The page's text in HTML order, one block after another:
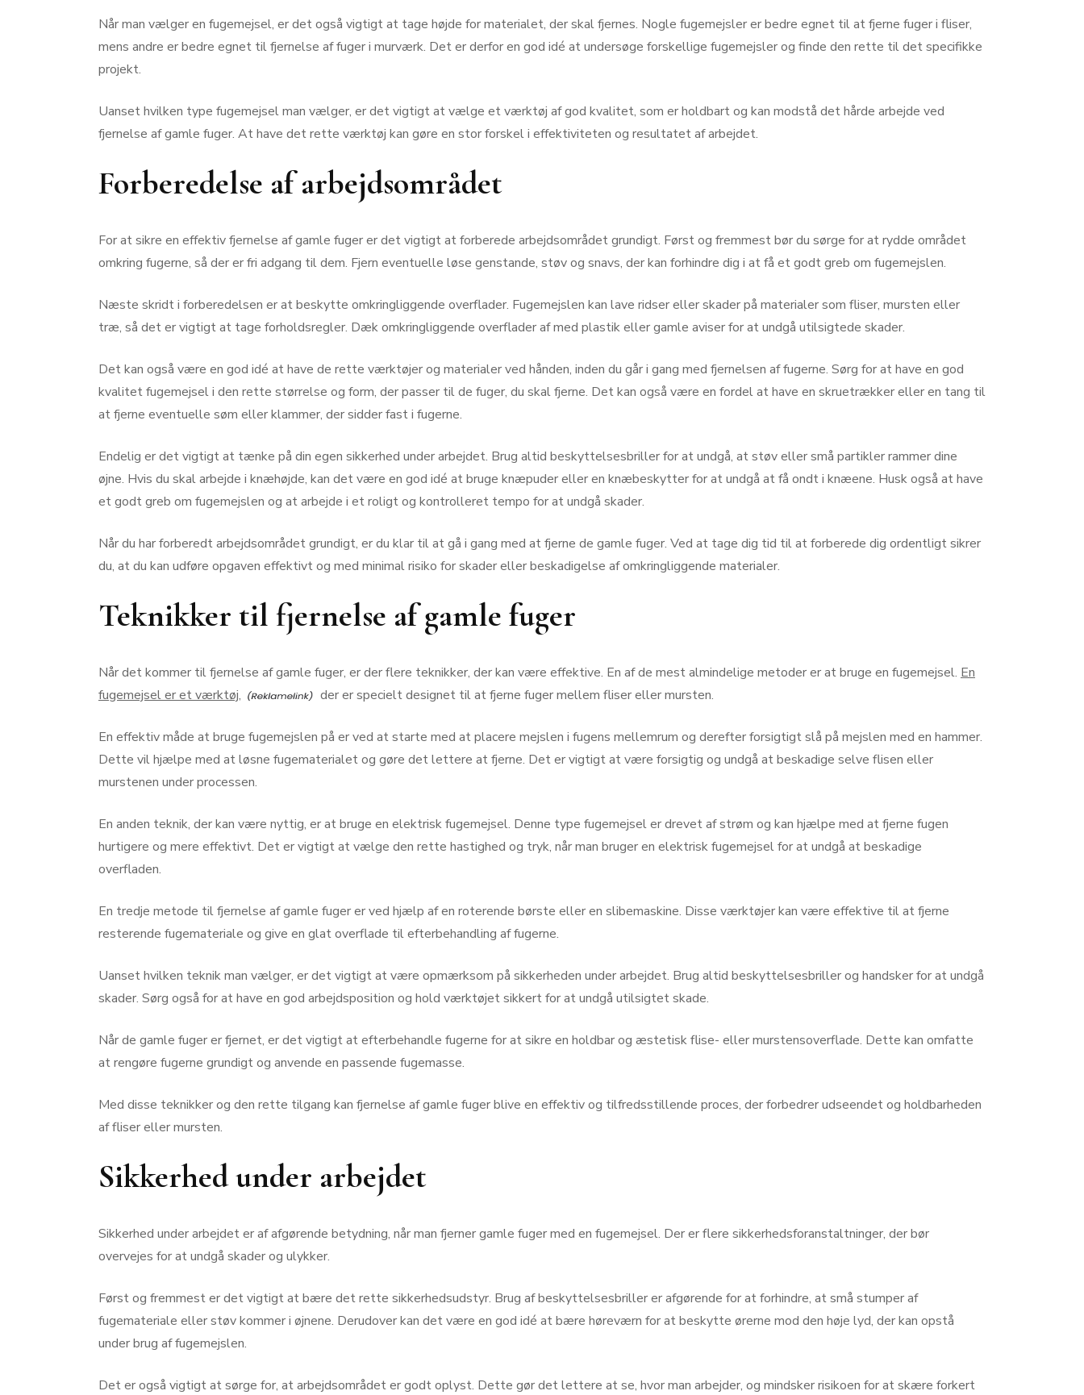
Når man vælger en fugemejsel, er det også vigtigt at tage højde for materialet, der skal fjernes. Nogle fugemejsler er bedre egnet til at fjerne fuger i fliser,
mens andre er bedre egnet til fjernelse af fuger i murværk. Det er derfor en god idé at undersøge forskellige fugemejsler og finde den rette til det specifikke
projekt.
Uanset hvilken type fugemejsel man vælger, er det vigtigt at vælge et værktøj af god kvalitet, som er holdbart og kan modstå det hårde arbejde ved
fjernelse af gamle fuger. At have det rette værktøj kan gøre en stor forskel i effektiviteten og resultatet af arbejdet.
Forberedelse af arbejdsområdet
For at sikre en effektiv fjernelse af gamle fuger er det vigtigt at forberede arbejdsområdet grundigt. Først og fremmest bør du sørge for at rydde området
omkring fugerne, så der er fri adgang til dem. Fjern eventuelle løse genstande, støv og snavs, der kan forhindre dig i at få et godt greb om fugemejslen.
Næste skridt i forberedelsen er at beskytte omkringliggende overflader. Fugemejslen kan lave ridser eller skader på materialer som fliser, mursten eller
træ, så det er vigtigt at tage forholdsregler. Dæk omkringliggende overflader af med plastik eller gamle aviser for at undgå utilsigtede skader.
Det kan også være en god idé at have de rette værktøjer og materialer ved hånden, inden du går i gang med fjernelsen af fugerne. Sørg for at have en god
kvalitet fugemejsel i den rette størrelse og form, der passer til de fuger, du skal fjerne. Det kan også være en fordel at have en skruetrækker eller en tang til
at fjerne eventuelle søm eller klammer, der sidder fast i fugerne.
Endelig er det vigtigt at tænke på din egen sikkerhed under arbejdet. Brug altid beskyttelsesbriller for at undgå, at støv eller små partikler rammer dine
øjne. Hvis du skal arbejde i knæhøjde, kan det være en god idé at bruge knæpuder eller en knæbeskytter for at undgå at få ondt i knæene. Husk også at have
et godt greb om fugemejslen og at arbejde i et roligt og kontrolleret tempo for at undgå skader.
Når du har forberedt arbejdsområdet grundigt, er du klar til at gå i gang med at fjerne de gamle fuger. Ved at tage dig tid til at forberede dig ordentligt sikrer
du, at du kan udføre opgaven effektivt og med minimal risiko for skader eller beskadigelse af omkringliggende materialer.
Teknikker til fjernelse af gamle fuger
Når det kommer til fjernelse af gamle fuger, er der flere teknikker, der kan være effektive. En af de mest almindelige metoder er at bruge en fugemejsel. En
fugemejsel er et værktøj,
der er specielt designet til at fjerne fuger mellem fliser eller mursten.
En effektiv måde at bruge fugemejslen på er ved at starte med at placere mejslen i fugens mellemrum og derefter forsigtigt slå på mejslen med en hammer.
Dette vil hjælpe med at løsne fugematerialet og gøre det lettere at fjerne. Det er vigtigt at være forsigtig og undgå at beskadige selve flisen eller
murstenen under processen.
En anden teknik, der kan være nyttig, er at bruge en elektrisk fugemejsel. Denne type fugemejsel er drevet af strøm og kan hjælpe med at fjerne fugen
hurtigere og mere effektivt. Det er vigtigt at vælge den rette hastighed og tryk, når man bruger en elektrisk fugemejsel for at undgå at beskadige
overfladen.
En tredje metode til fjernelse af gamle fuger er ved hjælp af en roterende børste eller en slibemaskine. Disse værktøjer kan være effektive til at fjerne
resterende fugemateriale og give en glat overflade til efterbehandling af fugerne.
Uanset hvilken teknik man vælger, er det vigtigt at være opmærksom på sikkerheden under arbejdet. Brug altid beskyttelsesbriller og handsker for at undgå
skader. Sørg også for at have en god arbejdsposition og hold værktøjet sikkert for at undgå utilsigtet skade.
Når de gamle fuger er fjernet, er det vigtigt at efterbehandle fugerne for at sikre en holdbar og æstetisk flise- eller murstensoverflade. Dette kan omfatte
at rengøre fugerne grundigt og anvende en passende fugemasse.
Med disse teknikker og den rette tilgang kan fjernelse af gamle fuger blive en effektiv og tilfredsstillende proces, der forbedrer udseendet og holdbarheden
af fliser eller mursten.
Sikkerhed under arbejdet
Sikkerhed under arbejdet er af afgørende betydning, når man fjerner gamle fuger med en fugemejsel. Der er flere sikkerhedsforanstaltninger, der bør
overvejes for at undgå skader og ulykker.
Først og fremmest er det vigtigt at bære det rette sikkerhedsudstyr. Brug af beskyttelsesbriller er afgørende for at forhindre, at små stumper af
fugemateriale eller støv kommer i øjnene. Derudover kan det være en god idé at bære høreværn for at beskytte ørerne mod den høje lyd, der kan opstå
under brug af fugemejslen.
Det er også vigtigt at sørge for, at arbejdsområdet er godt oplyst. Dette gør det lettere at se, hvor man arbejder, og mindsker risikoen for at skære forkert